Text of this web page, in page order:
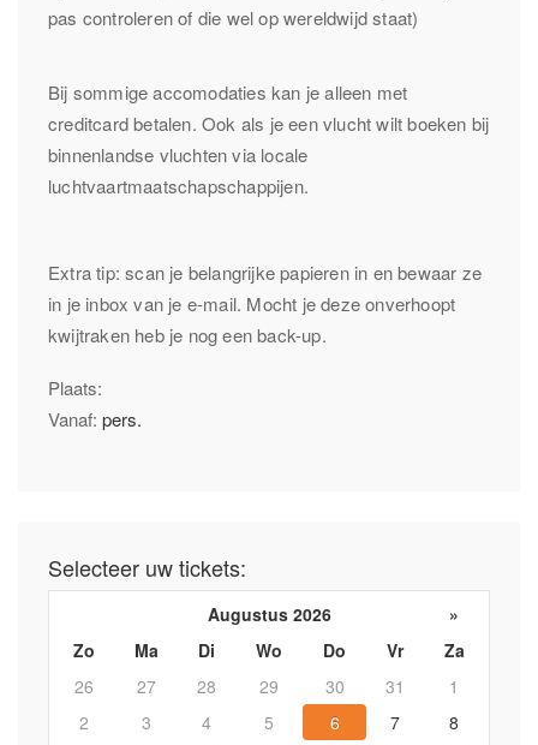
pas controleren of die wel op wereldwijd staat)
Bij sommige accomodaties kan je alleen met
creditcard betalen. Ook als je een vlucht wilt boeken bij
binnenlandse vluchten via locale
luchtvaartmaatschapschappijen.
Extra tip: scan je belangrijke papieren in en bewaar ze
in je inbox van je e-mail. Mocht je deze onverhoopt
kwijtraken heb je nog een back-up.
Plaats:
Vanaf: pers.
Selecteer uw tickets:
Augustus 2026
»
Zo
Ma Di Wo Do Vr
Za
26
27 28 29 30 31
1
2
3 4 5 6 7
8